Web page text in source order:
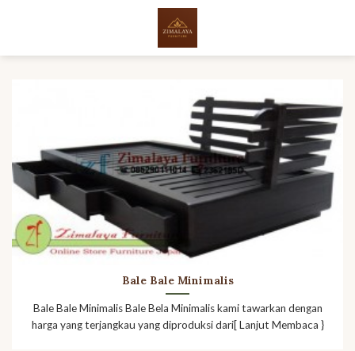
Bale Bale Minimalis
Bale Bale Minimalis Bale Bela Minimalis kami tawarkan dengan
harga yang terjangkau yang diproduksi dari[ Lanjut Membaca }